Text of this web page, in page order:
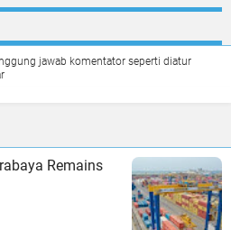
jawab komentator seperti diatur
Remains